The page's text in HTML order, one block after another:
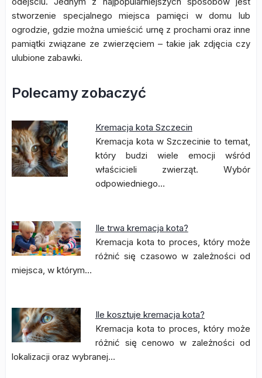
stworzenie specjalnego miejsca pamięci w domu lub
ogrodzie, gdzie można umieścić urnę z prochami oraz inne
pamiątki związane ze zwierzęciem – takie jak zdjęcia czy
ulubione zabawki.
Polecamy zobaczyć
Kremacja kota Szczecin
Kremacja kota w Szczecinie to temat,
który budzi wiele emocji wśród
właścicieli zwierząt. Wybór
odpowiedniego…
Ile trwa kremacja kota?
Kremacja kota to proces, który może
różnić się czasowo w zależności od
miejsca, w którym…
Ile kosztuje kremacja kota?
Kremacja kota to proces, który może
różnić się cenowo w zależności od
lokalizacji oraz wybranej…